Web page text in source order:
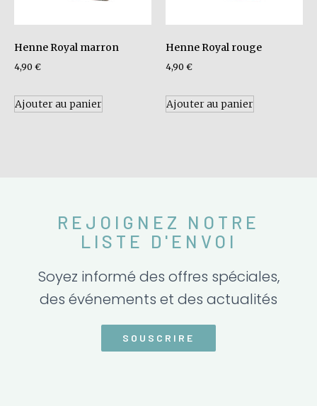
Henne Royal marron
4,90 €
Ajouter au panier
Henne Royal rouge
4,90 €
Ajouter au panier
REJOIGNEZ NOTRE
LISTE D'ENVOI
Soyez informé des offres spéciales,
des événements et des actualités
SOUSCRIRE